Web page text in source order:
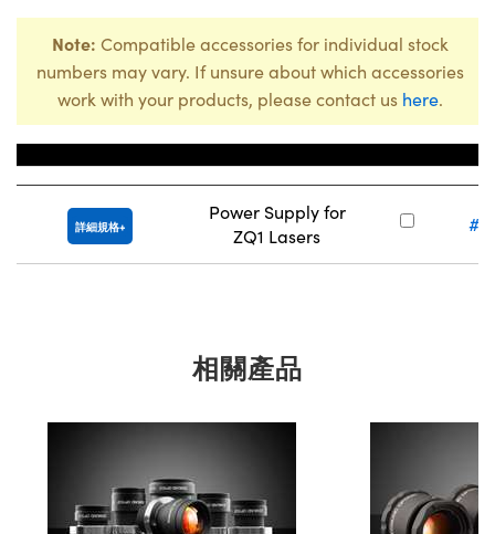
Note: Compatible accessories for individual stock
numbers may vary. If unsure about which accessories
work with your products, please contact us here.
詳細規格
Power Supply for
ZQ1 Lasers
相關產品